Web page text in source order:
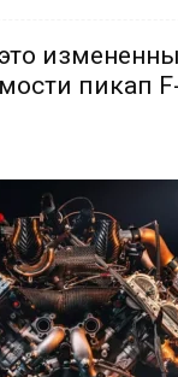
пикап